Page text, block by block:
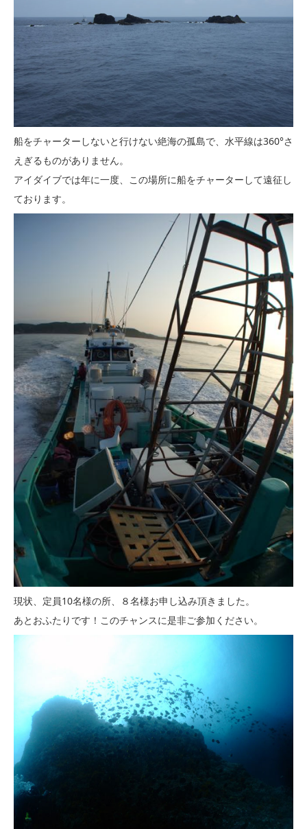
船をチャーターしないと行けない絶海の孤島で、水平線は360°さ
えぎるものがありません。
アイダイブでは年に一度、この場所に船をチャーターして遠征し
ております。
現状、定員10名様の所、８名様お申し込み頂きました。
あとおふたりです！このチャンスに是非ご参加ください。